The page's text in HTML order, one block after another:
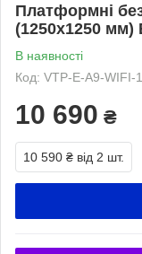
Платформні
(1250х1250 мм)
В наявності
Код: VTP-E-A9-WIFI-
10 690 ₴
10 590 ₴ від 2 шт.